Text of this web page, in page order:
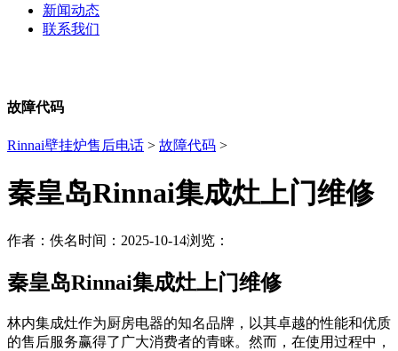
新闻动态
联系我们
故障代码
Rinnai壁挂炉售后电话 > 故障代码 >
秦皇岛Rinnai集成灶上门维修
作者：佚名时间：2025-10-14浏览：
秦皇岛Rinnai集成灶上门维修
林内集成灶作为厨房电器的知名品牌，以其卓越的性能和优质
的售后服务赢得了广大消费者的青睐。然而，在使用过程中，